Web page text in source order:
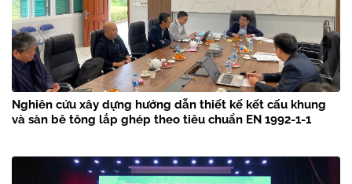
Nghiên cứu xây dựng hướng dẫn thiết kế kết cấu khung
và sàn bê tông lắp ghép theo tiêu chuẩn EN 1992-1-1